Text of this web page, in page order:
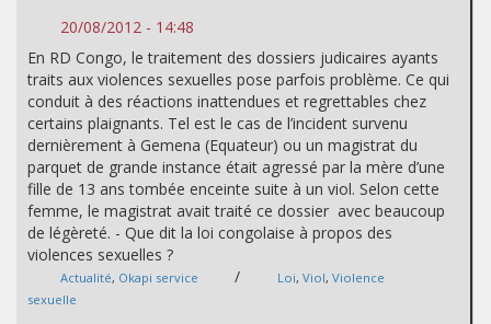
20/08/2012 - 14:48
En RD Congo, le traitement des dossiers judicaires ayants
traits aux violences sexuelles pose parfois problème. Ce qui
conduit à des réactions inattendues et regrettables chez
certains plaignants. Tel est le cas de l’incident survenu
dernièrement à Gemena (Equateur) ou un magistrat du
parquet de grande instance était agressé par la mère d’une
fille de 13 ans tombée enceinte suite à un viol. Selon cette
femme, le magistrat avait traité ce dossier avec beaucoup
de légèreté. - Que dit la loi congolaise à propos des
violences sexuelles ?
Actualité, Okapi service / Loi, Viol, Violence
sexuelle